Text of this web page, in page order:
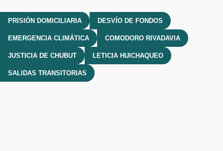
PRISIÓN DOMICILIARIA DESVÍO DE FONDOS
EMERGENCIA CLIMÁTICA COMODORO RIVADAVIA
JUSTICIA DE CHUBUT LETICIA HUICHAQUEO
SALIDAS TRANSITORIAS